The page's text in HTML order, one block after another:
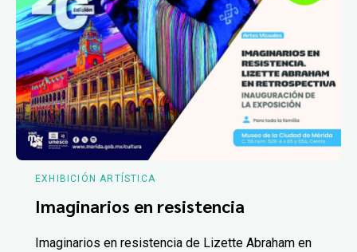
EXHIBICIÓN ARTÍSTICA
Imaginarios en resistencia
Imaginarios en resistencia de Lizette Abraham en